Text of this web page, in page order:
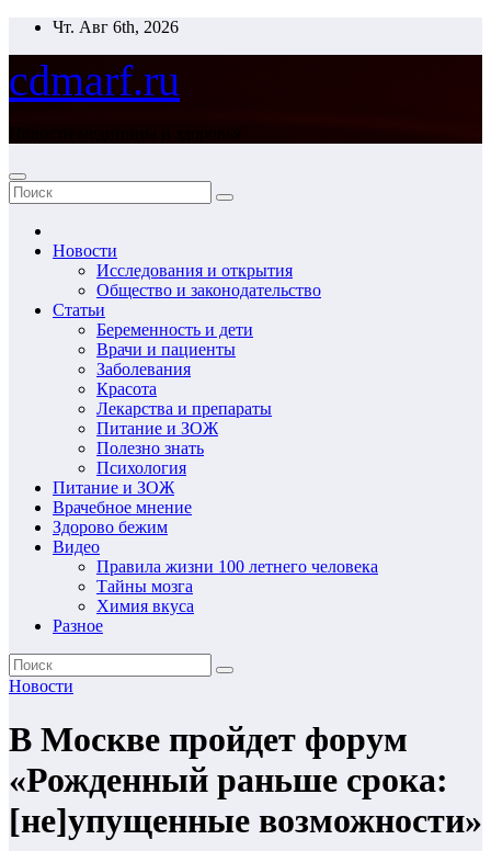
Перейти
содержимому
Чт. Авг 6th, 2026
cdmarf.ru
Новости
Исследования и открытия
Общество и законодательство
Статьи
Беременность и дети
Врачи и пациенты
Заболевания
Красота
Лекарства и препараты
Питание и ЗОЖ
Полезно знать
Психология
Питание и ЗОЖ
Врачебное мнение
Здорово бежим
Видео
Правила жизни 100 летнего человека
Тайны мозга
Химия вкуса
Разное
Новости
В Москве пройдет форум
«Рожденный раньше срока:
[не]упущенные возможности»